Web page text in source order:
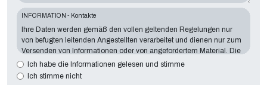
INFORMATION - Kontakte
Ihre Daten werden gemäß den vollen geltenden Regelungen nur
von befugten leitenden Angestellten verarbeitet und dienen nur zum
Versenden von Informationen oder von angefordertem Material. Die
Angabe von Daten ist für den dargelegten Zweck wesentlich wichtig.
Fehlende Daten machen es unmöglich, mit Ihnen Kontakt
Ich habe die Informationen gelesen und stimme
Ich stimme nicht